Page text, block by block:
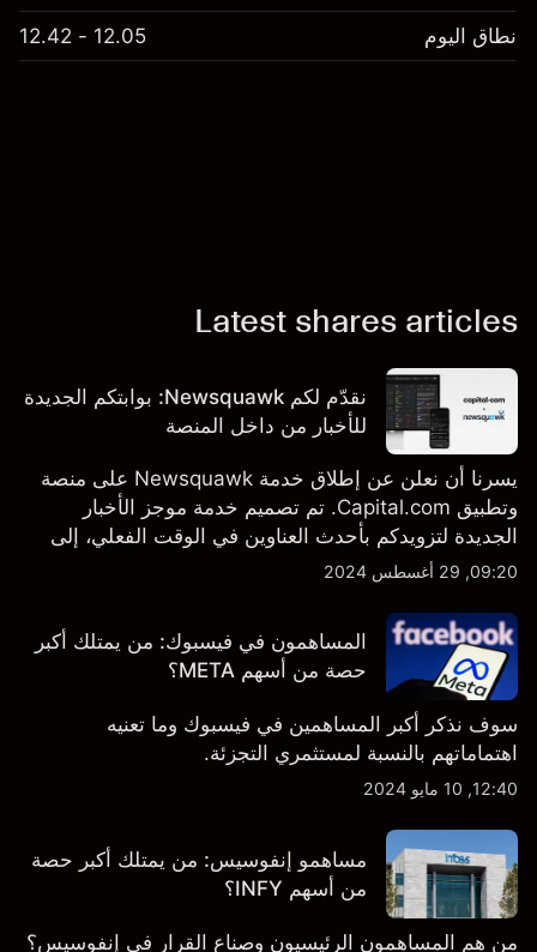
نطاق اليوم 12.05 - 12.42
Latest shares articles
نقدّم لكم Newsquawk: بوابتكم الجديدة
للأخبار من داخل المنصة
يسرنا أن نعلن عن إطلاق خدمة Newsquawk على منصة
وتطبيق Capital.com. تم تصميم خدمة موجز الأخبار
الجديدة لتزويدكم بأحدث العناوين في الوقت الفعلي، إلى
جانب قصص إخبارية مخصصة وتقارير تحليلية متعمقة - وكل
بالضبط.
09:20, 29 أغسطس 2024
المساهمون في فيسبوك: من يمتلك أكبر
حصة من أسهم META؟
سوف نذكر أكبر المساهمين في فيسبوك وما تعنيه
اهتماماتهم بالنسبة لمستثمري التجزئة.
12:40, 10 مايو 2024
مساهمو إنفوسيس: من يمتلك أكبر حصة
من أسهم INFY؟
من هم المساهمون الرئيسيون وصناع القرار في إنفوسيس؟